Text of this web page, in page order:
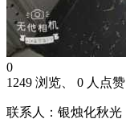
0
1249 浏览、 0 人点赞
联系人：银烛化秋光